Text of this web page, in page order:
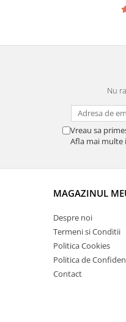
Nu
Vreau sa
Afla mai multe
MAGAZINUL
Despre noi
Termeni si Conditii
Politica Cookies
Politica de
Contact